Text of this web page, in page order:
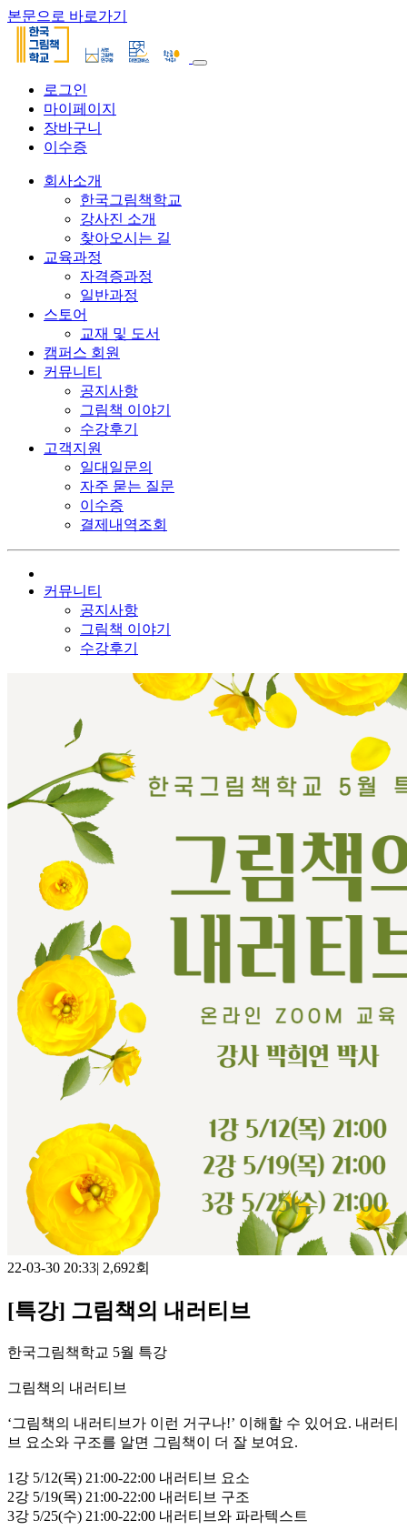
본문으로 바로가기
로그인
마이페이지
장바구니
이수증
회사소개
한국그림책학교
강사진 소개
찾아오시는 길
교육과정
자격증과정
일반과정
스토어
교재 및 도서
캠퍼스 회원
커뮤니티
공지사항
그림책 이야기
수강후기
고객지원
일대일문의
자주 묻는 질문
이수증
결제내역조회
커뮤니티
공지사항
그림책 이야기
수강후기
22-03-30 20:33| 2,692회
[특강] 그림책의 내러티브
한국그림책학교 5월 특강
그림책의 내러티브
‘그림책의 내러티브가 이런 거구나!’ 이해할 수 있어요. 내러티
브 요소와 구조를 알면 그림책이 더 잘 보여요.
1강 5/12(목) 21:00-22:00 내러티브 요소
2강 5/19(목) 21:00-22:00 내러티브 구조
3강 5/25(수) 21:00-22:00 내러티브와 파라텍스트